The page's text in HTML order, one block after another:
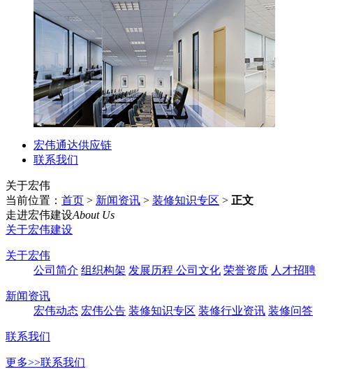
宏伟通达供应链
联系我们
关于宏伟
当前位置： 首页 > 新闻资讯 > 装修知识专区 > 正文
走进宏伟建设About Us
关于宏伟建设
关于宏伟
公司简介 组织构架 发展历程 公司文化 荣誉资质 人才招聘
新闻资讯
宏伟动态 宏伟公告 装修知识专区 装修行业资讯 装修问答
联系我们
更多>>联系我们